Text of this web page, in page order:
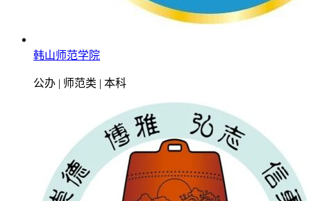
韩山师范学院
公办 | 师范类 | 本科